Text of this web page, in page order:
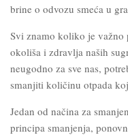
brine o odvozu smeća u
Svi znamo koliko je važno
okoliša i zdravlja naših
neugodno za sve nas,
smanjiti količinu otpada
Jedan od načina za
principa smanjenja,